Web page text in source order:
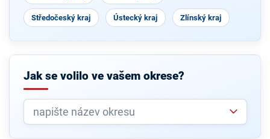
Středočeský kraj Ústecký kraj Zlínský kraj
Jak se volilo ve vašem okrese?